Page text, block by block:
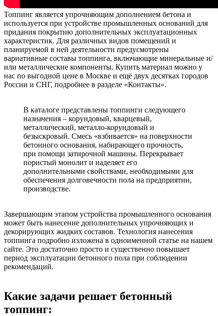
Топпинг является упрочняющим дополнением бетона и
используется при устройстве промышленных оснований для
придания покрытию дополнительных эксплуатационных
характеристик. Для различных видов помещений и
планируемой в ней деятельности предусмотрены
вариативные составы топпинга, включающие минеральные и/
или металлические компоненты. Купить материал можно у
нас по выгодной цене в Москве и ещё двух десятках городов
России и СНГ, подробнее в разделе «Контакты».
В каталоге представлены топпинги следующего
назначения – корундовый, кварцевый,
металлический, металло-корундовый и
безыскровый. Смесь «взбивается» на поверхности
бетонного основания, набирающего прочность,
при помощи затирочной машины. Перекрывает
пористый монолит и наделяет его
дополнительными свойствами, необходимыми для
обеспечения долговечности пола на предприятии,
производстве.
Завершающим этапом устройства промышленного основания
может быть нанесение дополнительных упрочняющих и
декорирующих жидких составов. Технология нанесения
топпинга подробно изложена в одноименной статье на нашем
сайте. Это достаточно просто и существенно повышает
период эксплуатации бетонного пола при соблюдении
рекомендаций.
Какие задачи решает бетонный
топпинг: